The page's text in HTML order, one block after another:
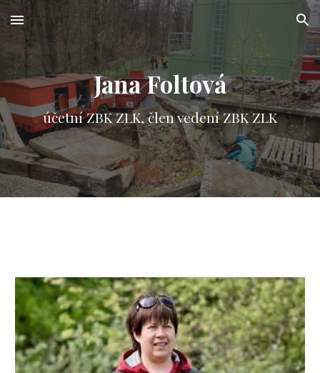
Skip to main content Skip to navigation
Jana Foltová
účetní ZBK ZLK,člen vedení ZBK ZLK